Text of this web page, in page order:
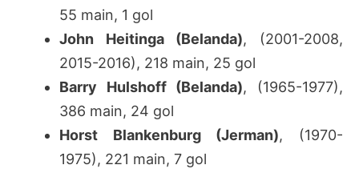
55 main, 1 gol
John Heitinga (Belanda), (2001-2008,
2015-2016), 218 main, 25 gol
Barry Hulshoff (Belanda), (1965-1977),
386 main, 24 gol
Horst Blankenburg (Jerman), (1970-
1975), 221 main, 7 gol